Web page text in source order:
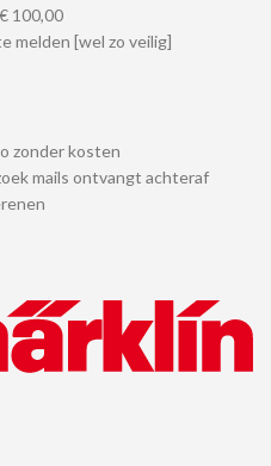
100,00
melden [wel zo veilig]
zonder kosten
mails ontvangt achteraf